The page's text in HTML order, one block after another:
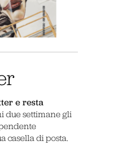
e resta
due settimane gli
casella di posta.